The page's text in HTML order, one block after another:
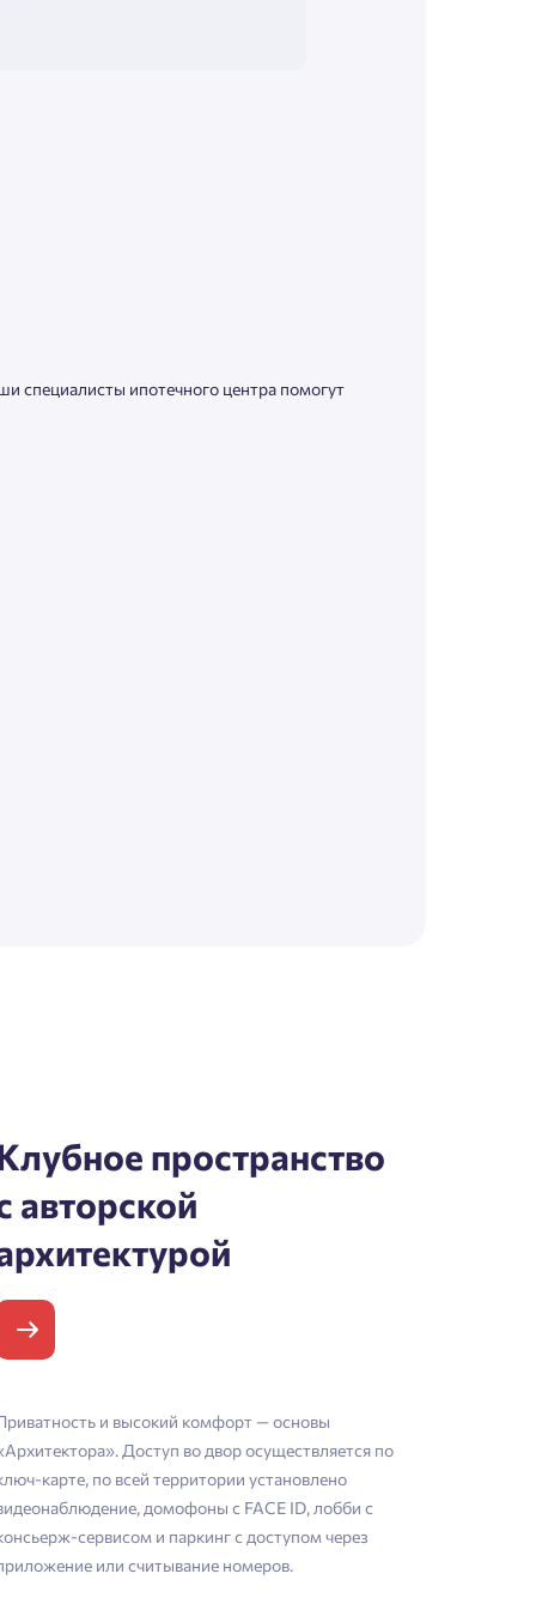
специалисты ипотечного центра помогут
пространство
авторской
и высокий комфорт — основы
Доступ во двор осуществляется по
карте, по всей территории установлено
домофоны с FACE ID, лобби с
сервисом и паркинг с доступом через
или считывание номеров.